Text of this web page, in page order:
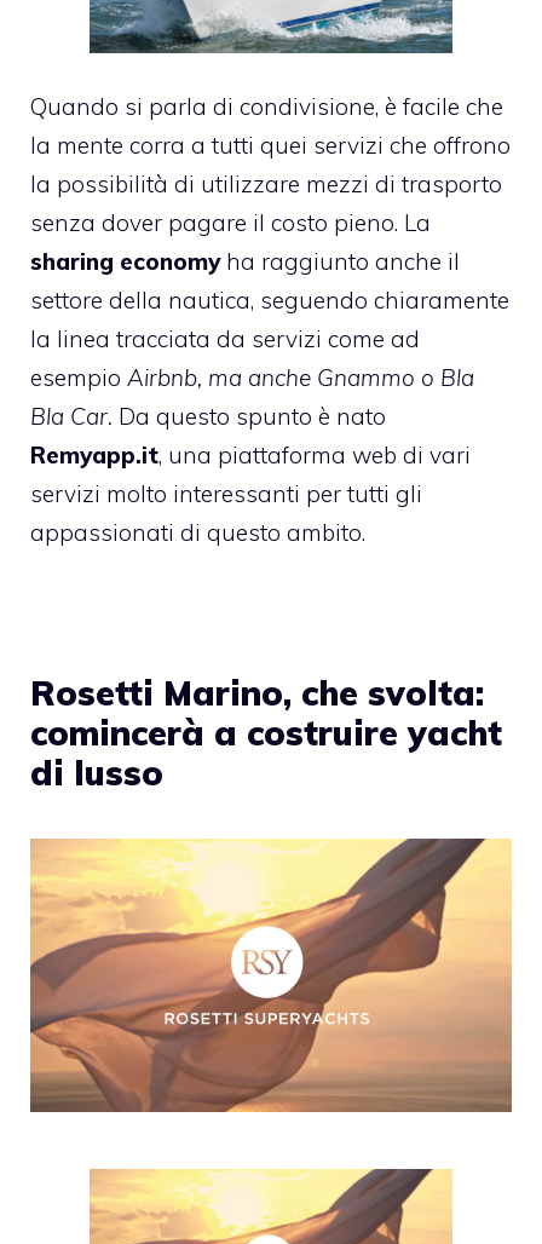
Quando si parla di condivisione, è facile che
la mente corra a tutti quei servizi che offrono
la possibilità di utilizzare mezzi di trasporto
senza dover pagare il costo pieno. La
sharing economyha raggiunto anche il
settore della nautica, seguendo chiaramente
la linea tracciata da servizi come ad
esempio Airbnb, ma anche Gnammo o Bla
Bla Car. Da questo spunto è nato
Remyapp.it, una piattaforma web di vari
servizi molto interessanti per tutti gli
appassionati di questo ambito.
Rosetti Marino, che svolta:
comincerà a costruire yacht
di lusso